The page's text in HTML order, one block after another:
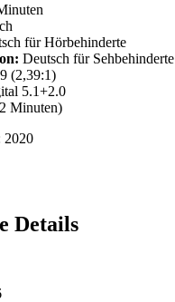
für Hörbehinderte
Deutsch für Sehbehinderte
(2,39:1)
5.1+2.0
Minuten)
2020
Details